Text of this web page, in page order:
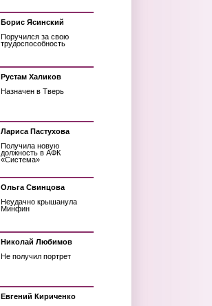
Борис Ясинский
Поручился за свою
трудоспособность
Рустам Халиков
Назначен в Тверь
Лариса Пастухова
Получила новую
должность в АФК
«Система»
Ольга Свинцова
Неудачно крышанула
Минфин
Николай Любимов
Не получил портрет
Евгений Кириченко